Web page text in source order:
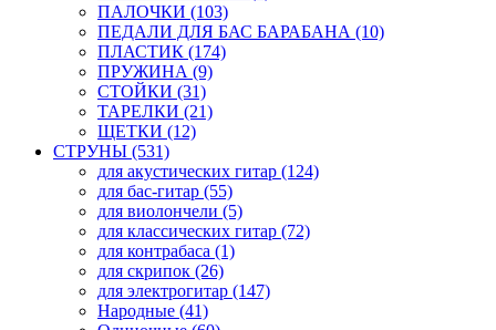
ПАЛОЧКИ (103)
ПЕДАЛИ ДЛЯ БАС БАРАБАНА (10)
ПЛАСТИК (174)
ПРУЖИНА (9)
СТОЙКИ (31)
ТАРЕЛКИ (21)
ЩЕТКИ (12)
СТРУНЫ (531)
для акустических гитар (124)
для бас-гитар (55)
для виолончели (5)
для классических гитар (72)
для контрабаса (1)
для скрипок (26)
для электрогитар (147)
Народные (41)